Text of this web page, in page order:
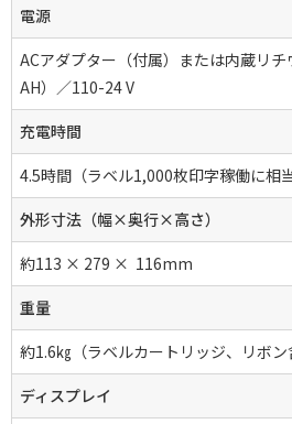
電源
ACアダプター（付属）または内蔵リ
AH）／110-24 V
充電時間
4.5時間（ラベル1,000枚印字稼働に相当
外形寸法（幅×奥行×高さ）
約113 × 279 × 116mm
重量
約1.6㎏（ラベルカートリッジ、リボン
ディスプレイ